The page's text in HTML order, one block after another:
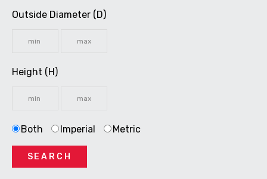
Outside Diameter (D)
Height (H)
Both Imperial Metric
SEARCH